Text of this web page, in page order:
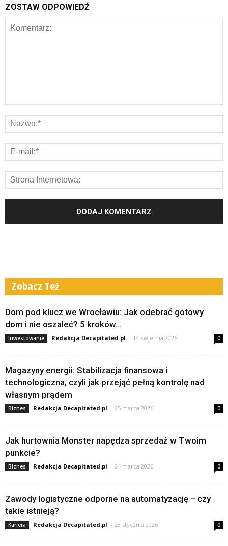
ZOSTAW ODPOWIEDŹ
Zobacz Też
Dom pod klucz we Wrocławiu: Jak odebrać gotowy
dom i nie oszaleć? 5 kroków...
Inwestowanie Redakcja Decapitated.pl - 14 kwietnia 2026 0
Magazyny energii: Stabilizacja finansowa i
technologiczna, czyli jak przejąć pełną kontrolę nad
własnym prądem
Biznes Redakcja Decapitated.pl - 25 marca 2026 0
Jak hurtownia Monster napędza sprzedaż w Twoim
punkcie?
Biznes Redakcja Decapitated.pl - 24 marca 2026 0
Zawody logistyczne odporne na automatyzację – czy
takie istnieją?
Kariera Redakcja Decapitated.pl - 28 stycznia 2026 0